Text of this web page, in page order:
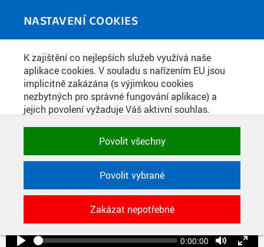
NASTAVENÍ COOKIES
K zajištění co nejlepších služeb využívá naše
aplikace cookies. V souladu s nařízením EU jsou
implicitně zakázána (s výjimkou cookies
nezbytných pro správné fungování aplikace) a
jejich povolení vyžaduje Váš aktivní souhlas.
zakázat, případně vybrat a povolit cookies podle
kategorie. Svoje rozhodnutí můžete samozřejmě
kdykoli změnit.
POTŘEBNÉ
Technické cookies využívané aplikacemi
ČVUT pro uchování jejich nastavení,
vlastností a identifikátorů relace. Jsou
Povolit všechny
Povolit vybrané
Zakázat nepotřebné
MEDIATÉKA
You are here
Home Videopříspěvky
PROF. PETR KULHÁNEK: FYZIKA 1
[04A, LS 19/20]
Play
Seek Current
0:00:00